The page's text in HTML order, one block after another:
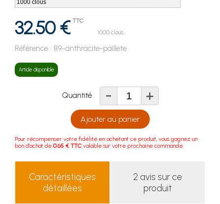
1000 clous
32.50 € TTC
1000 clous
Référence : 89-anthracite-paillete
Article disponible
Quantité - +
Ajouter au panier
Pour récompenser votre fidélité en achetant ce produit, vous gagnez un
bon d'achat de 0.65 € TTC valable sur votre prochaine commande.
Caractéristiques
détaillées
2 avis sur ce
produit